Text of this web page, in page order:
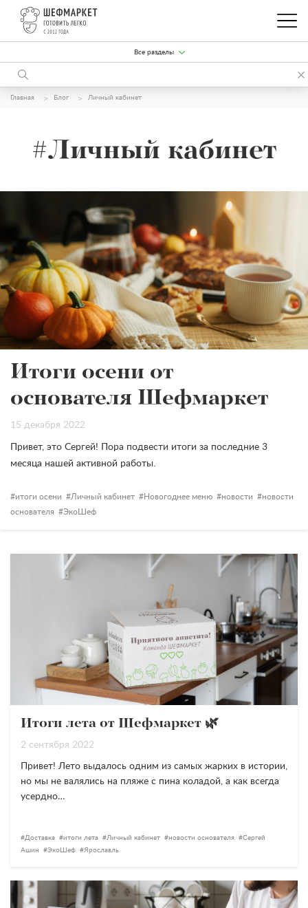
Все разделы
Главная Блог Личный кабинет
#Личный кабинет
Итоги осени от
основателя Шефмаркет
15 декабря 2022
Привет, это Сергей!
Пора подвести итоги за последние 3
месяца нашей активной работы.
итоги осени Личный кабинет Новогоднее меню новости
новости
основателя
ЭкоШеф
Итоги лета от Шефмаркет 🌿
2 сентября 2022
Привет! Лето выдалось одним из самых жарких в истории,
но мы не валялись на пляже с пина коладой, а как всегда
усердно…
Доставка итоги лета Личный кабинет новости основателя
Сергей
Ашин
ЭкоШеф Ярославль